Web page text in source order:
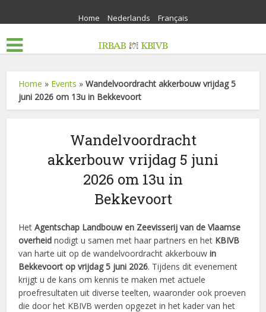
Home Nederlands Français
Home » Events »Wandelvoordracht akkerbouw vrijdag 5
juni 2026 om 13u in Bekkevoort
Wandelvoordracht
akkerbouw vrijdag 5 juni
2026 om 13u in
Bekkevoort
HetAgentschap Landbouw en Zeevisserij van de Vlaamse
overheid nodigt u samen met haar partners en het KBIVB
van harte uit op de wandelvoordracht akkerbouwin
Bekkevoort op vrijdag 5 juni 2026. Tijdens dit evenement
krijgt u de kans om kennis te maken met actuele
proefresultaten uit diverse teelten, waaronder ook proeven
die door het KBIVB werden opgezet in het kader van het